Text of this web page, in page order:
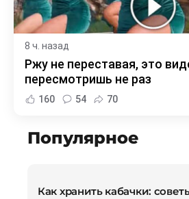
8 ч. назад
Ржу не переставая, это
пересмотришь не раз
160 54 70
Популярное
Как хранить кабачки: